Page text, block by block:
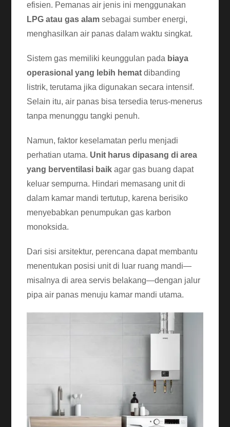
efisien. Pemanas air jenis ini menggunakan
LPG atau gas alam sebagai sumber energi,
menghasilkan air panas dalam waktu singkat.
Sistem gas memiliki keunggulan pada biaya
operasional yang lebih hemat dibanding
listrik, terutama jika digunakan secara intensif.
Selain itu, air panas bisa tersedia terus-menerus
tanpa menunggu tangki penuh.
Namun, faktor keselamatan perlu menjadi
perhatian utama. Unit harus dipasang di area
yang berventilasi baik agar gas buang dapat
keluar sempurna. Hindari memasang unit di
dalam kamar mandi tertutup, karena berisiko
menyebabkan penumpukan gas karbon
monoksida.
Dari sisi arsitektur, perencana dapat membantu
menentukan posisi unit di luar ruang mandi—
misalnya di area servis belakang—dengan jalur
pipa air panas menuju kamar mandi utama.